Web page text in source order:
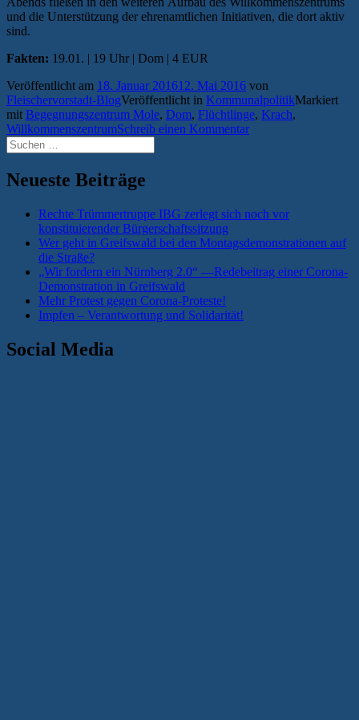
und die Unterstützung der ehrenamtlichen Initiativen, die dort aktiv
sind.
Fakten: 19.01. | 19 Uhr | Dom | 4 EUR
Veröffentlicht am 18. Januar 201612. Mai 2016 von
Fleischervorstadt-BlogVeröffentlicht in KommunalpolitikMarkiert
mit Begegnungszentrum Mole, Dom, Flüchtlinge, Krach,
WillkommenszentrumSchreib einen Kommentar
Suchen
nach:
Neueste Beiträge
Rechte Trümmertruppe IBG zerlegt sich noch vor
konstituierender Bürgerschaftssitzung
Wer geht in Greifswald bei den Montagsdemonstrationen auf
die Straße?
„Wir fordern ein Nürnberg 2.0“ —Redebeitrag einer Corona-
Demonstration in Greifswald
Mehr Protest gegen Corona-Proteste!
Impfen – Verantwortung und Solidarität!
Social Media